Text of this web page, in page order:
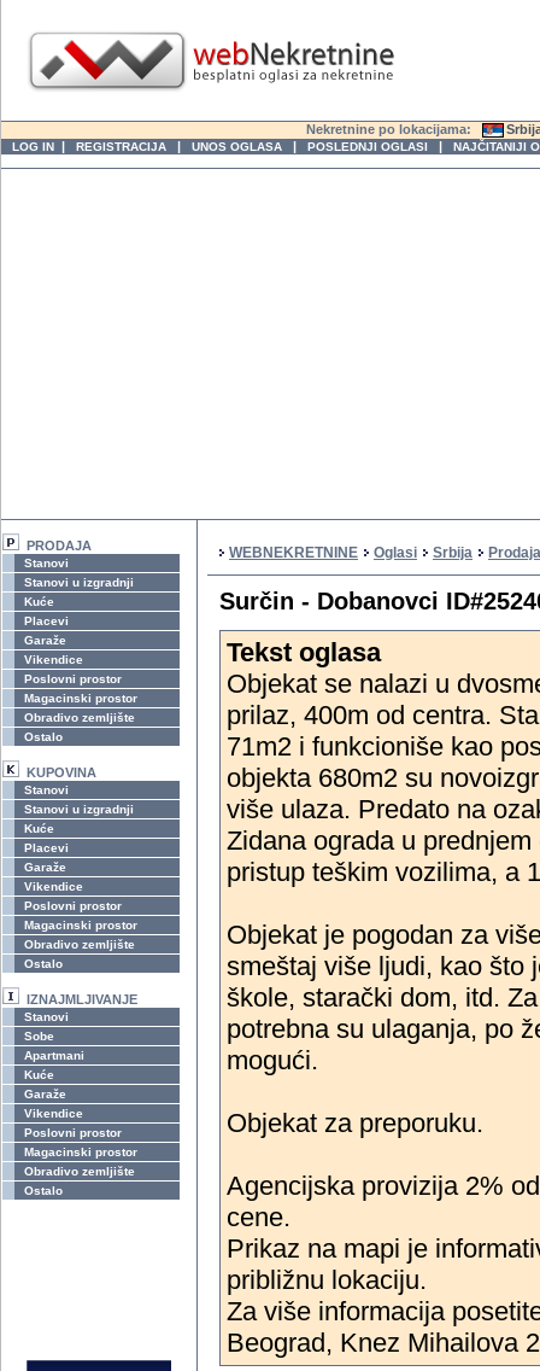
Nekretnine po lokacijama:
LOG IN | REGISTRACIJA | UNOS OGLASA | POSLEDNJI OGLASI | NAJČITANIJI
PRODAJA
Stanovi
Stanovi u izgradnji
Kuće
Placevi
Garaže
Vikendice
Poslovni prostor
Magacinski prostor
Obradivo zemljište
Ostalo
KUPOVINA
Stanovi
Stanovi u izgradnji
Kuće
Placevi
Garaže
Vikendice
Poslovni prostor
Magacinski prostor
Obradivo zemljište
Ostalo
IZNAJMLJIVANJE
Stanovi
Sobe
Apartmani
Kuće
Garaže
Vikendice
Poslovni prostor
Magacinski prostor
Obradivo zemljište
Ostalo
WEBNEKRETNINE Oglasi Srbija
Surčin - Dobanovci
Tekst oglasa
Objekat se nalazi u
prilaz, 400m od centra.
71m2 i funkcioniše kao
objekta 680m2 su
više ulaza. Predato na
Zidana ograda u
pristup teškim vozilima, a
Objekat je pogodan za
smeštaj više ljudi, kao što
škole, starački dom, itd.
potrebna su ulaganja, po
mogući.
Objekat za preporuku.
Agencijska provizija 2%
cene.
Prikaz na mapi je
približnu lokaciju.
Za više informacija
Beograd, Knez Mihailova